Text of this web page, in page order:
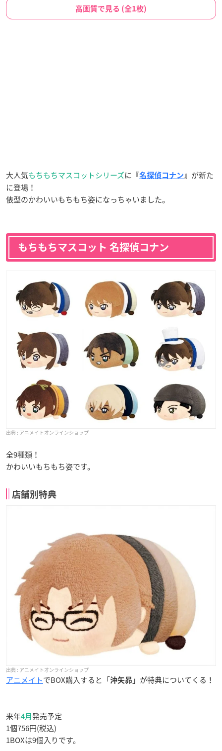
高画質で見る (全1枚)
大人気もちもちマスコットシリーズに『名探偵コナン』が新た
に登場！
俵型のかわいいもちもち姿になっちゃいました。
もちもちマスコット 名探偵コナン
アニメイトオンラインショップ
全9種類！
かわいいもちもち姿です。
店舗別特典
アニメイトオンラインショップ
アニメイトでBOX購入すると「沖矢昴 」が特典についてくる！
来年4月発売予定
1個756円(税込)
1BOXは9個入りです。